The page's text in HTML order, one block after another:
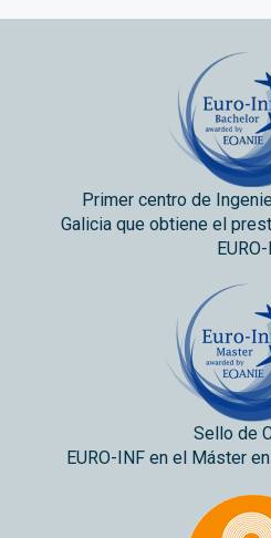
Primer centro de
Galicia que obtiene el
EURO-
Sello de
EURO-INF en el Máster